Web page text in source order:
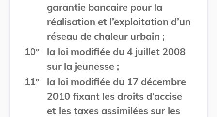
garantie bancaire pour la
réalisation et l’exploitation d’un
réseau de chaleur urbain ;
10°
la loi modifiée du 4 juillet 2008
sur la jeunesse ;
11°
la loi modifiée du 17 décembre
2010 fixant les droits d’accise
et les taxes assimilées sur les